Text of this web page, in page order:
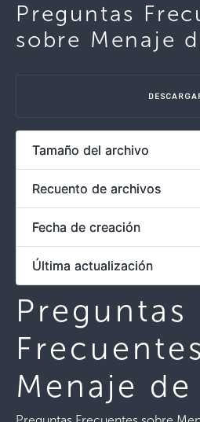
Preguntas
sobre Menaje
Tamaño del archivo
Recuento de archivos
Fecha de creación
Última actualización
Preguntas
Menaje de